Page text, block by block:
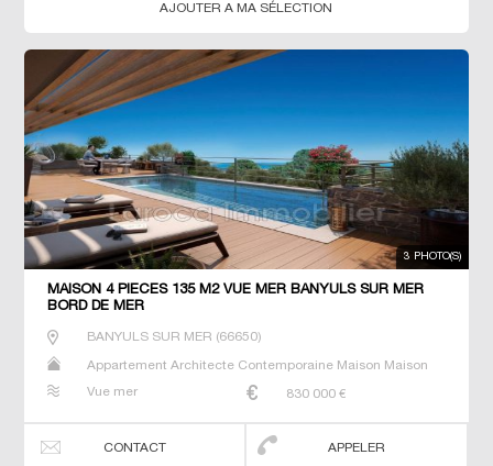
AJOUTER A MA SÉLECTION
3 PHOTO(S)
MAISON 4 PIECES 135 M2 VUE MER BANYULS SUR MER
BORD DE MER
BANYULS SUR MER (66650)
Appartement Architecte Contemporaine Maison Maison
Vue mer
830 000 €
CONTACT APPELER